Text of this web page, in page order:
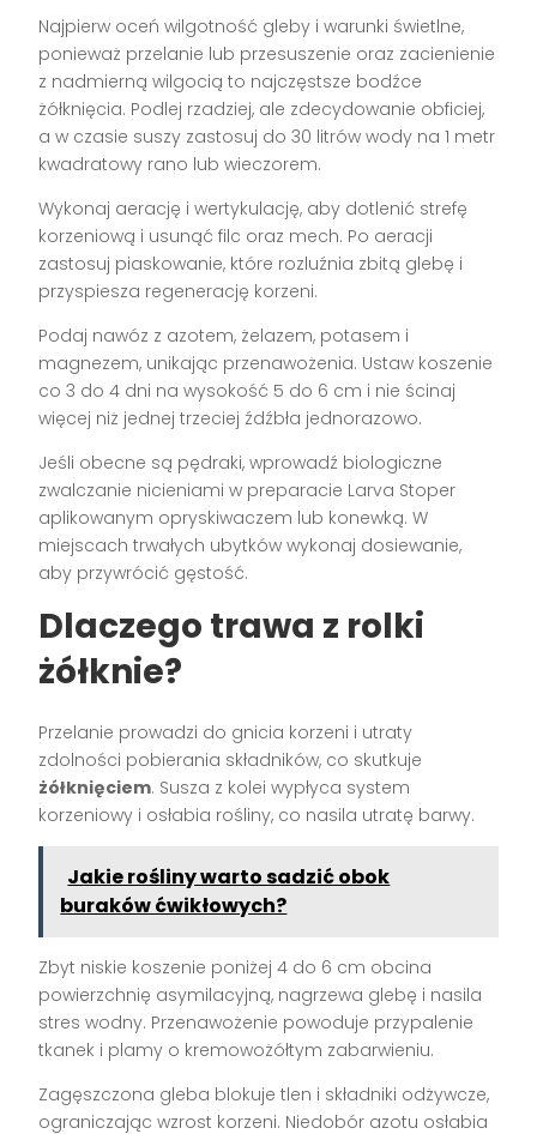
Najpierw oceń wilgotność gleby i warunki świetlne,
ponieważ przelanie lub przesuszenie oraz zacienienie
z nadmierną wilgocią to najczęstsze bodźce
żółknięcia. Podlej rzadziej, ale zdecydowanie obficiej,
a w czasie suszy zastosuj do 30 litrów wody na 1 metr
kwadratowy rano lub wieczorem.
Wykonaj aerację i wertykulację, aby dotlenić strefę
korzeniową i usunąć filc oraz mech. Po aeracji
zastosuj piaskowanie, które rozluźnia zbitą glebę i
przyspiesza regenerację korzeni.
Podaj nawóz z azotem, żelazem, potasem i
magnezem, unikając przenawożenia. Ustaw koszenie
co 3 do 4 dni na wysokość 5 do 6 cm i nie ścinaj
więcej niż jednej trzeciej źdźbła jednorazowo.
Jeśli obecne są pędraki, wprowadź biologiczne
zwalczanie nicieniami w preparacie Larva Stoper
aplikowanym opryskiwaczem lub konewką. W
miejscach trwałych ubytków wykonaj dosiewanie,
aby przywrócić gęstość.
Dlaczego trawa z rolki
żółknie?
Przelanie prowadzi do gnicia korzeni i utraty
zdolności pobierania składników, co skutkuje
żółknięciem. Susza z kolei wypłyca system
korzeniowy i osłabia rośliny, co nasila utratę barwy.
Jakie rośliny warto sadzić obok
buraków ćwikłowych?
Zbyt niskie koszenie poniżej 4 do 6 cm obcina
powierzchnię asymilacyjną, nagrzewa glebę i nasila
stres wodny. Przenawożenie powoduje przypalenie
tkanek i plamy o kremowożółtym zabarwieniu.
Zagęszczona gleba blokuje tlen i składniki odżywcze,
ograniczając wzrost korzeni. Niedobór azotu osłabia